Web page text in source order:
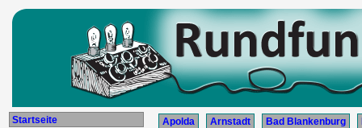
Startseite
Apolda Arnstadt Bad Blankenburg